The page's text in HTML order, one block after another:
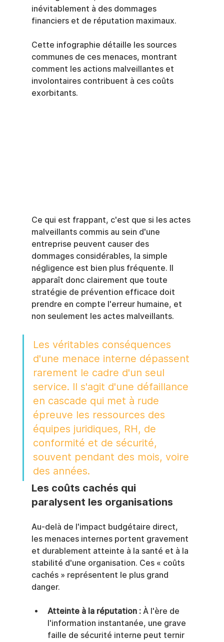
inévitablement à des dommages
financiers et de réputation maximaux.
Cette infographie détaille les sources
communes de ces menaces, montrant
comment les actions malveillantes et
involontaires contribuent à ces coûts
exorbitants.
Ce qui est frappant, c'est que si les actes
malveillants commis au sein d'une
entreprise peuvent causer des
dommages considérables, la simple
négligence est bien plus fréquente. Il
apparaît donc clairement que toute
stratégie de prévention efficace doit
prendre en compte l'erreur humaine, et
non seulement les actes malveillants.
Les véritables conséquences
d'une menace interne dépassent
rarement le cadre d'un seul
service. Il s'agit d'une défaillance
en cascade qui met à rude
épreuve les ressources des
équipes juridiques, RH, de
conformité et de sécurité,
souvent pendant des mois, voire
des années.
Les coûts cachés qui
paralysent les organisations
Au-delà de l'impact budgétaire direct,
les menaces internes portent gravement
et durablement atteinte à la santé et à la
stabilité d'une organisation. Ces « coûts
cachés » représentent le plus grand
danger.
Atteinte à la réputation : À l'ère de
l'information instantanée, une grave
faille de sécurité interne peut ternir